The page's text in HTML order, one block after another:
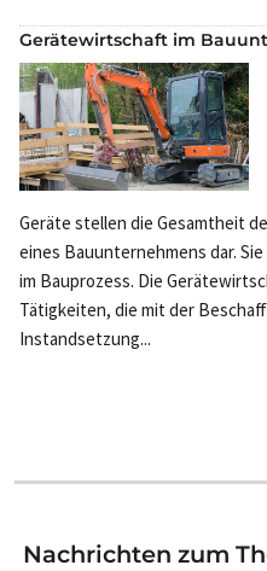
Gerätewirtschaft im
Geräte stellen die Gesamtheit
eines Bauunternehmens dar.
im Bauprozess. Die
Tätigkeiten, die mit der
Instandsetzung...
Nachrichten zum